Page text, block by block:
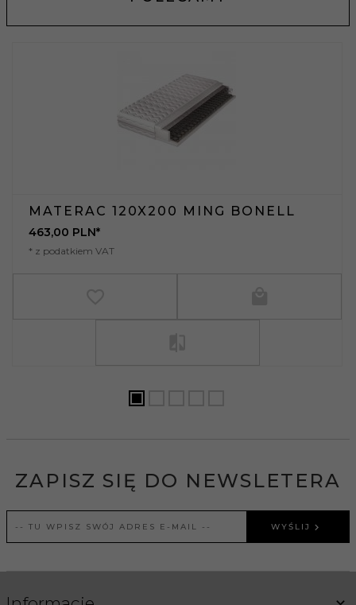
MATERAC 120X200 MING BONELL
463,00 PLN*
* z podatkiem VAT
ZAPISZ SIĘ DO NEWSLETERA
WYŚLIJ